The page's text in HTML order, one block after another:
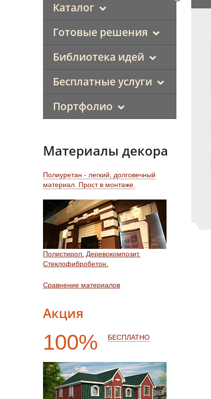
Каталог
Готовые решения
Библиотека идей
Бесплатные услуги
Портфолио
Материалы декора
Полиуретан - легкий, долговечный
материал. Прост в монтаже.
Полистирол. Деревокомпозит.
Стеклофибробетон.
Сравнение материалов
Акция
100% БЕСПЛАТНО